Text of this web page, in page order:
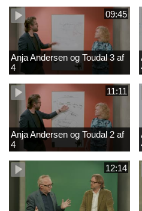
09:45
Anja Andersen og Toudal 3 af
4
11:11
Anja Andersen og Toudal 2 af
4
12:14